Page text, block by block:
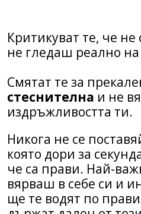
Критикуват те, че
не гледаш реално на
Смятат те за
стеснителна и не
издръжливостта ти.
Никога не се
която дори за
че са прави. Най-
вярваш в себе си и
ще те водят по